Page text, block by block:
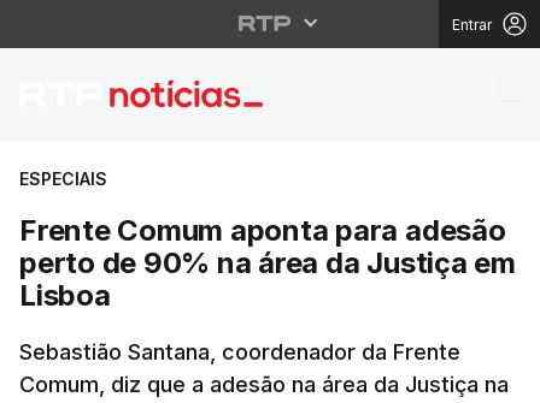
Entrar
Frente Comum
ESPECIAIS
Frente Comum aponta para adesão
perto de 90% na área da Justiça em
Lisboa
Sebastião Santana, coordenador da Frente
Comum, diz que a adesão na área da Justiça na